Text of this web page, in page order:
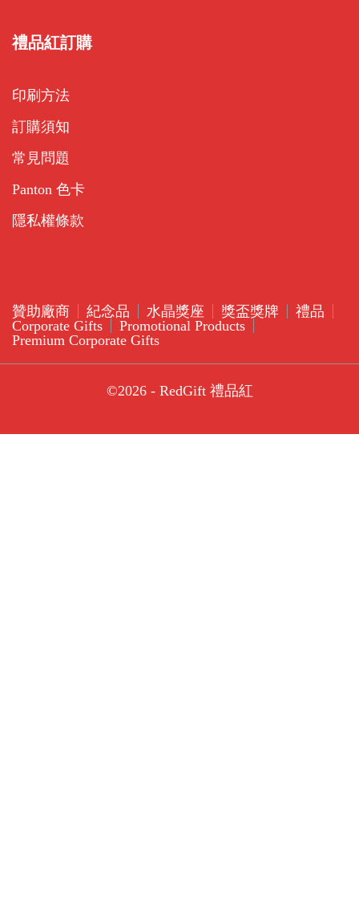
禮品紅訂購
印刷方法
訂購須知
常見問題
Panton 色卡
隱私權條款
贊助廠商 紀念品 水晶獎座 獎盃獎牌
禮品
Corporate Gifts
Promotional Products
Premium Corporate Gifts
©2026 - RedGift 禮品紅